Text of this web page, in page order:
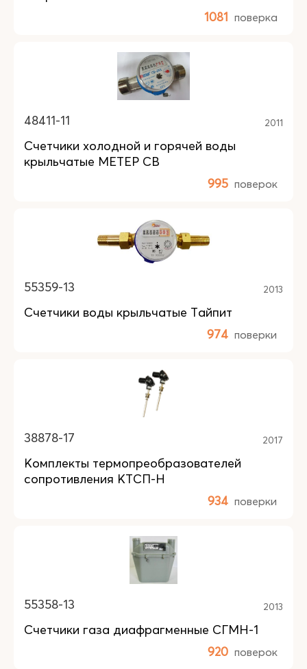
1081 поверка
48411-11 2011
Счетчики холодной и горячей воды
крыльчатые МЕТЕР СВ
995 поверок
55359-13 2013
Счетчики воды крыльчатые Тайпит
974 поверки
38878-17 2017
Комплекты термопреобразователей
сопротивления КТСП-Н
934 поверки
55358-13 2013
Счетчики газа диафрагменные СГМН-1
920 поверок